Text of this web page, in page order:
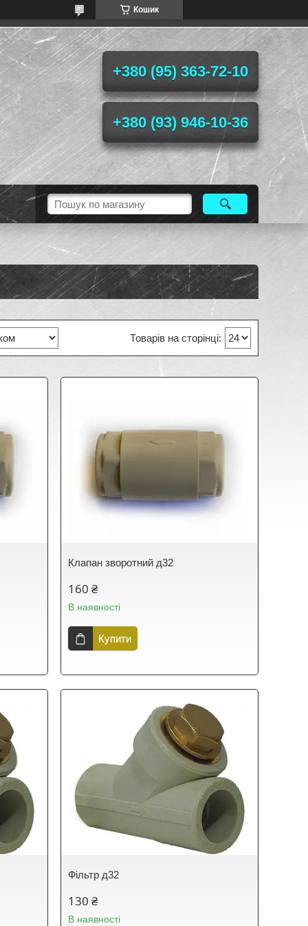
Кошик
+380 (95) 363-72-10
+380 (93) 946-10-36
Клапан зворотний д32
160 ₴
В наявності
Купити
Фільтр д32
130 ₴
В наявності